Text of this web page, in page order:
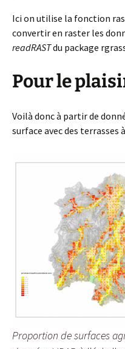
Ici on utilise la fonction
convertir en raster les
readRASTdu package
Pour le
Voilà donc à partir de
surface avec des terrasses
Proportion de surfaces